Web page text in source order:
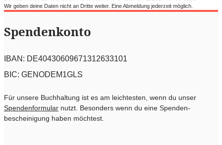
Wir geben deine Daten nicht an Dritte weiter. Eine Abmeldung jederzeit möglich.
Spendenkonto
IBAN: DE40430609671312633101
BIC: GENODEM1GLS
Für unsere Buchhaltung ist es am leichtesten, wenn du unser
Spendenformular nutzt. Besonders wenn du eine Spenden­
bescheinigung haben möchtest.